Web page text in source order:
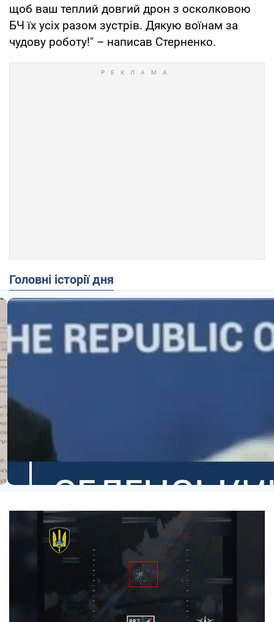
щоб ваш теплий довгий дрон з осколковою
БЧ їх усіх разом зустрів. Дякую воїнам за
чудову роботу!" – написав Стерненко.
Головні історії дня